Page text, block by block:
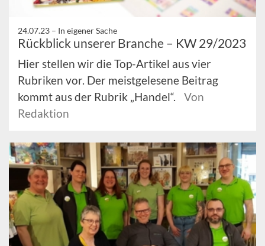
24.07.23 – In eigener Sache
Rückblick unserer Branche – KW 29/2023
Hier stellen wir die Top-Artikel aus vier
Rubriken vor. Der meistgelesene Beitrag
kommt aus der Rubrik „Handel“.
Von
Redaktion